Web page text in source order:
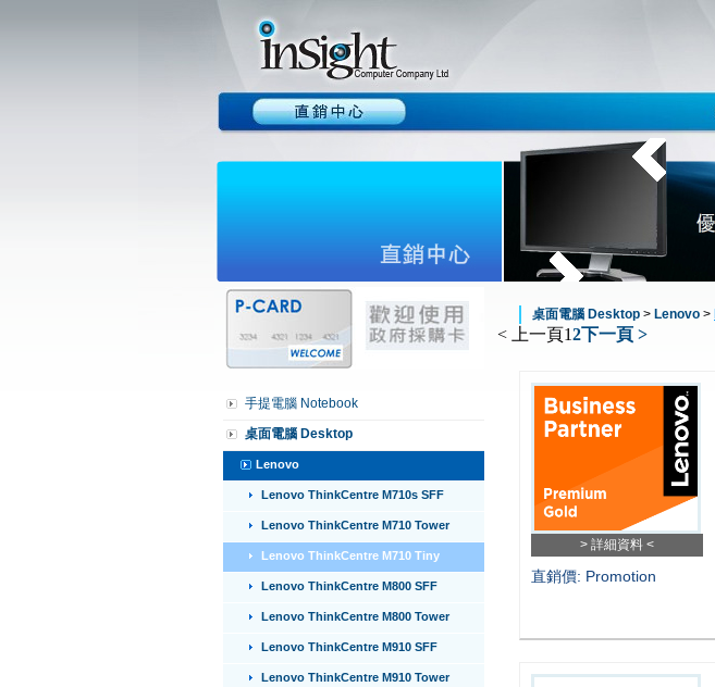
手提電腦 Notebook
桌面電腦 Desktop
Lenovo
Lenovo ThinkCentre M710s SFF
Lenovo ThinkCentre M710 Tower
Lenovo ThinkCentre M710 Tiny
Lenovo ThinkCentre M800 SFF
Lenovo ThinkCentre M800 Tower
Lenovo ThinkCentre M910 SFF
Lenovo ThinkCentre M910 Tower
桌面電腦 Desktop > Lenovo >
< 上一頁12下一頁 >
> 詳細資料 <
直銷價: Promotion